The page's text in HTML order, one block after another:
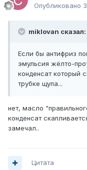
Опубликовано
miklovan сказал:
Если бы антифриз
эмульсия жёлто-
конденсат который
трубке щупа...
нет, масло
конденсат
замечал..
Цитата